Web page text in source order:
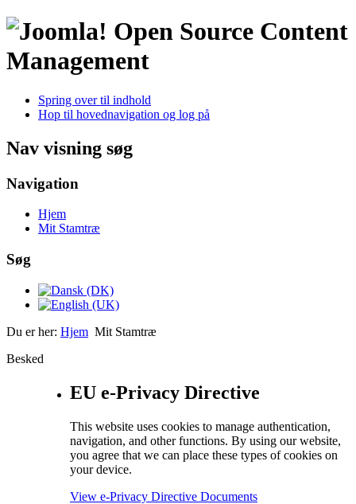
Open Source Content
Management
Spring over til indhold
Hop til hovednavigation og log på
Nav visning søg
Navigation
Hjem
Mit Stamtræ
Søg
Du er her: Hjem Mit Stamtræ
Besked
EU e-Privacy Directive
This website uses cookies to manage authentication,
navigation, and other functions. By using our website,
you agree that we can place these types of cookies on
your device.
View e-Privacy Directive Documents